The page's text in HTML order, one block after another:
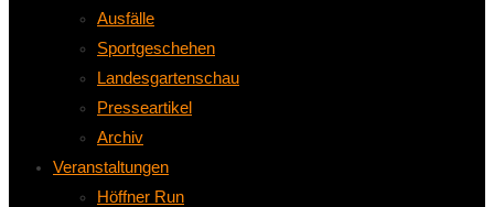
Ausfälle
Sportgeschehen
Landesgartenschau
Presseartikel
Archiv
Veranstaltungen
Höffner Run